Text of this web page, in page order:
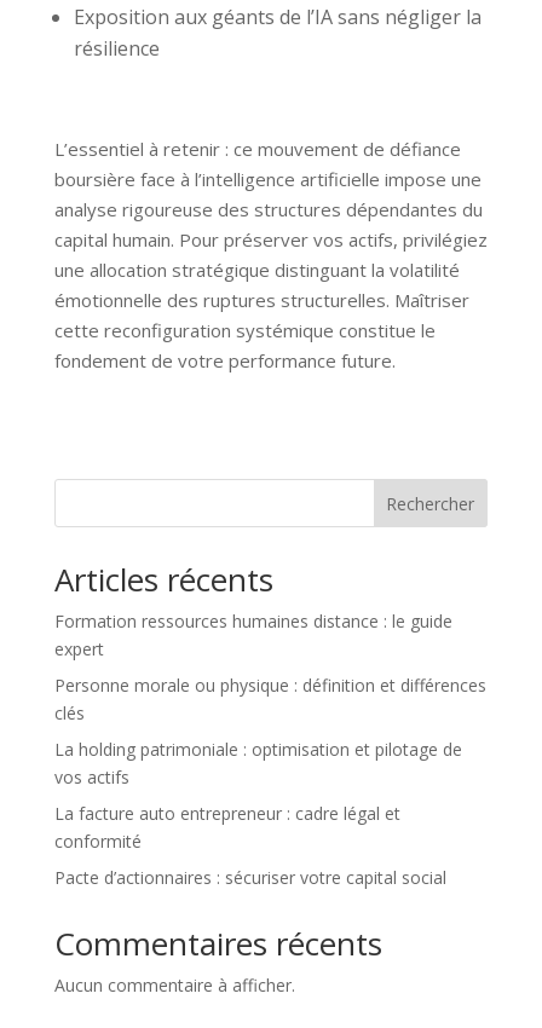
Exposition aux géants de l’IA sans négliger la
résilience
L’essentiel à retenir : ce mouvement de défiance
boursière face à l’intelligence artificielle impose une
analyse rigoureuse des structures dépendantes du
capital humain. Pour préserver vos actifs, privilégiez
une allocation stratégique distinguant la volatilité
émotionnelle des ruptures structurelles. Maîtriser
cette reconfiguration systémique constitue le
fondement de votre performance future.
Rechercher
Articles récents
Formation ressources humaines distance : le guide
expert
Personne morale ou physique : définition et différences
clés
La holding patrimoniale : optimisation et pilotage de
vos actifs
La facture auto entrepreneur : cadre légal et
conformité
Pacte d’actionnaires : sécuriser votre capital social
Commentaires récents
Aucun commentaire à afficher.